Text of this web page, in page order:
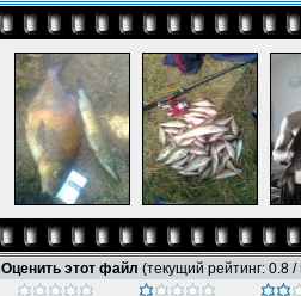
Оценить этот файл (текущий рейтинг: 0.8 /